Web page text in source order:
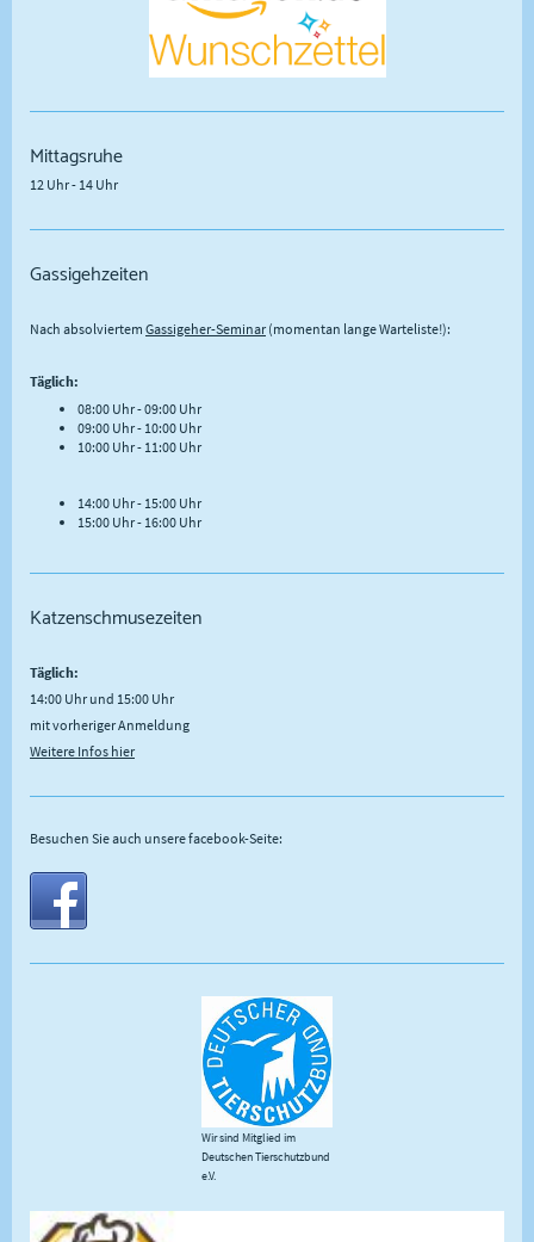
Mittagsruhe
12 Uhr - 14 Uhr
Gassigehzeiten
Nach absolviertem Gassigeher-Seminar (momentan lange Warteliste!):
Täglich:
08:00 Uhr - 09:00 Uhr
09:00 Uhr - 10:00 Uhr
10:00 Uhr - 11:00 Uhr
14:00 Uhr - 15:00 Uhr
15:00 Uhr - 16:00 Uhr
Katzenschmusezeiten
Täglich:
14:00 Uhr und 15:00 Uhr
mit vorheriger Anmeldung
Weitere Infos hier
Besuchen Sie auch unsere facebook-Seite:
Wir sind Mitglied im
Deutschen Tierschutzbund
e.V.